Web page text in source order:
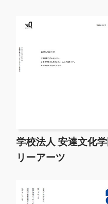
学校法人 安達文化
リーアーツ